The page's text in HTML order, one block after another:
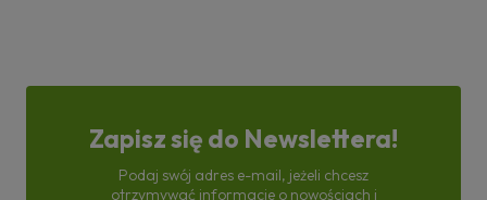
Zapisz się do Newslettera!
Podaj swój adres e-mail, jeżeli chcesz
otrzymywać informacje o nowościach i